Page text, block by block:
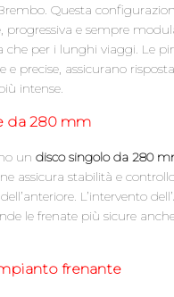
Questa
e sempre
che per i lunghi viaggi. Le
e precise, assicurano
intense.
da 280 mm
un disco singolo da 280
assicura stabilità e
L’intervento
le frenate più sicure
frenante